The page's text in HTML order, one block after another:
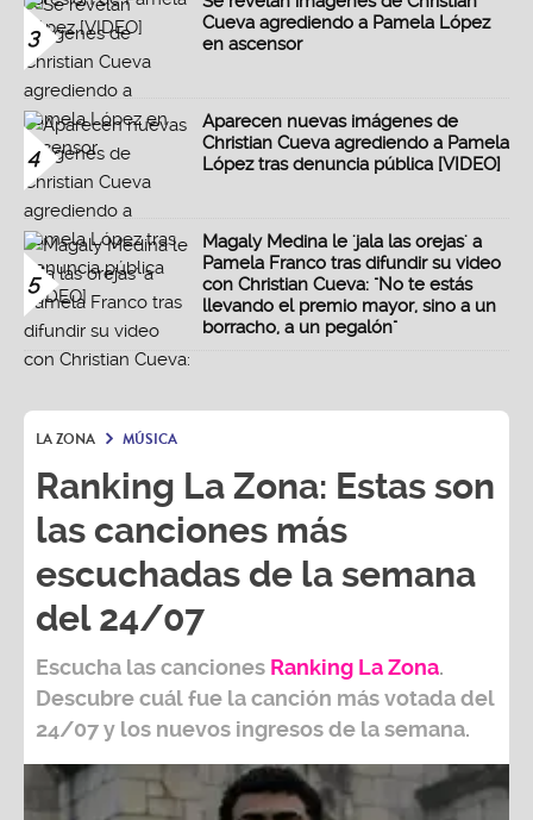
3
Cueva agrediendo a Pamela López
en ascensor
4
Aparecen nuevas imágenes de
Christian Cueva agrediendo a Pamela
López tras denuncia pública [VIDEO]
5
Magaly Medina le 'jala las orejas' a
Pamela Franco tras difundir su video
con Christian Cueva: "No te estás
llevando el premio mayor, sino a un
borracho, a un pegalón"
LA ZONA MÚSICA
Ranking La Zona: Estas son
las canciones más
escuchadas de la semana
del 24/07
Escucha las canciones Ranking La Zona.
Descubre cuál fue la canción más votada del
24/07y los nuevos ingresos de la semana.